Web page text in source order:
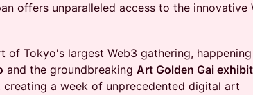
offers unparalleled access to the innovative
of Tokyo's largest Web3 gathering, happening
and the groundbreaking Art Golden Gai
creating a week of unprecedented digital art